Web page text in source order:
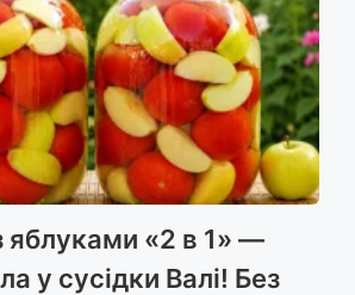
яблуками «2 в 1» —
у сусідки Валі! Без